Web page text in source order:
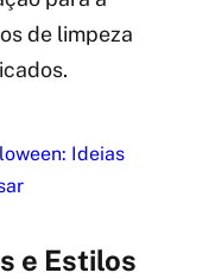
de limpeza
Ideias
e Estilos